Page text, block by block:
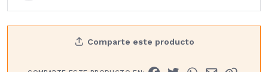
Comparte este producto